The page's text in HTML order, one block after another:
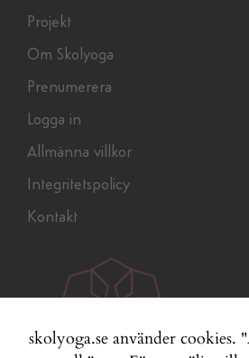
Projekt
Om Skolyoga
Prenumerera
Logga in
Allmänna villkor
Integritetspolicy
Kontakt
skolyoga.se använder cookies.